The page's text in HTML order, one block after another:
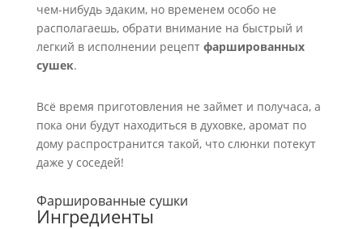
чем-нибудь эдаким, но временем особо не
располагаешь, обрати внимание на быстрый и
легкий в исполнении рецепт фаршированных
сушек.
Всё время приготовления не займет и получаса, а
пока они будут находиться в духовке, аромат по
дому распространится такой, что слюнки потекут
даже у соседей!
Фаршированные сушки
Ингредиенты